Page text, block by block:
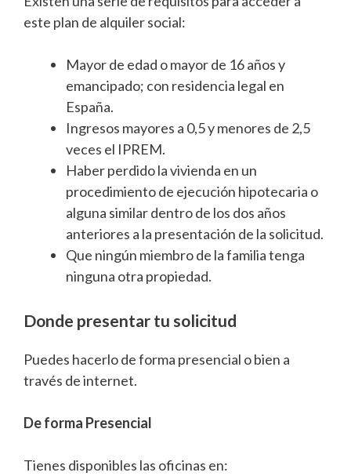
este plan de alquiler social:
Mayor de edad o mayor de 16 años y
emancipado; con residencia legal en
España.
Ingresos mayores a 0,5 y menores de 2,5
veces el IPREM.
Haber perdido la vivienda en un
procedimiento de ejecución hipotecaria o
alguna similar dentro de los dos años
anteriores a la presentación de la solicitud.
Que ningún miembro de la familia tenga
ninguna otra propiedad.
Donde presentar tu solicitud
Puedes hacerlo de forma presencial o bien a
través de internet.
De forma Presencial
Tienes disponibles las oficinas en: